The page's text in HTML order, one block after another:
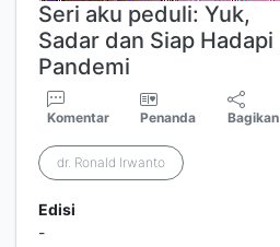
Seri aku peduli: Yuk,
Sadar dan Siap Hadapi
Pandemi
Komentar Penanda Bagikan
dr. Ronald Irwanto
Edisi
-